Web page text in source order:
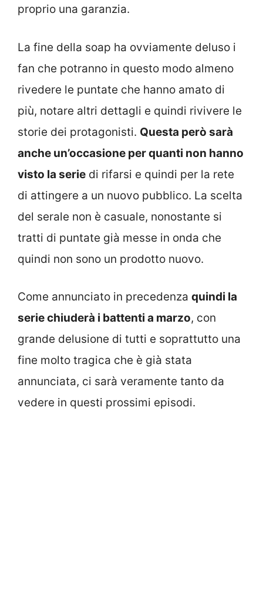
proprio una garanzia.
La fine della soap ha ovviamente deluso i
fan che potranno in questo modo almeno
rivedere le puntate che hanno amato di
più, notare altri dettagli e quindi rivivere le
storie dei protagonisti. Questa però sarà
anche un’occasione per quanti non hanno
visto la serie di rifarsi e quindi per la rete
di attingere a un nuovo pubblico. La scelta
del serale non è casuale, nonostante si
tratti di puntate già messe in onda che
quindi non sono un prodotto nuovo.
Come annunciato in precedenza quindi la
serie chiuderà i battenti a marzo, con
grande delusione di tutti e soprattutto una
fine molto tragica che è già stata
annunciata, ci sarà veramente tanto da
vedere in questi prossimi episodi.